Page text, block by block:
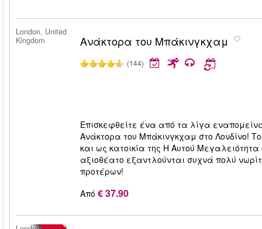
London, United
Kingdom
Ανάκτορα του Μπάκινγκχαμ
(144)
Επισκεφθείτε ένα από τα λίγα
Ανάκτορα του Μπάκινγκχαμ στο Λονδίνο!
και ως κατοικία της Η Αυτού
αξιοθέατο εξαντλούνται συχνά πολύ
προτέρων!
Από € 37.90